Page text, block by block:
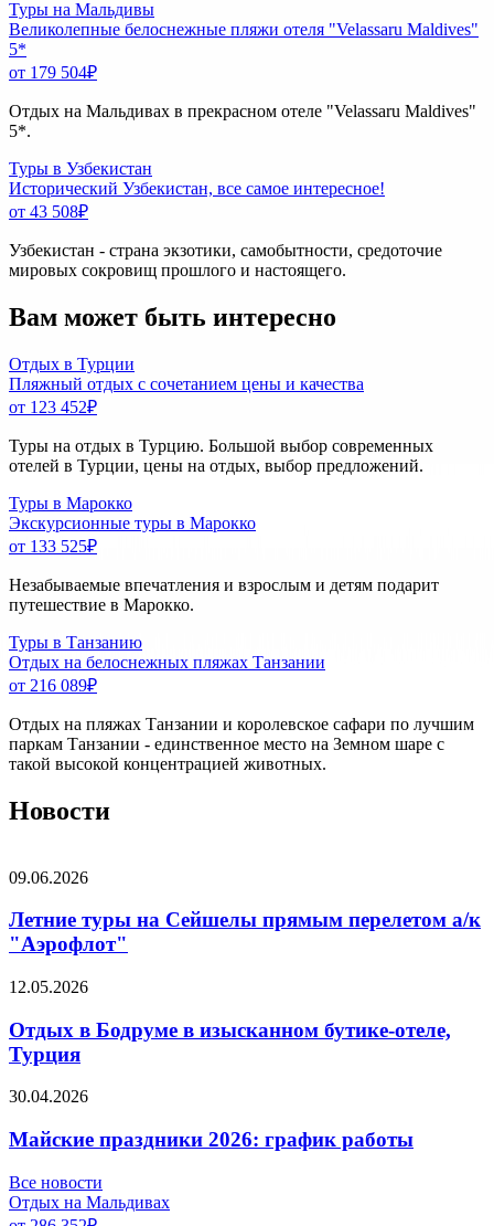
Туры на Мальдивы
Великолепные белоснежные пляжи отеля "Velassaru Maldives"
5*
от 179 504₽
Отдых на Мальдивах в прекрасном отеле "Velassaru Maldives"
5*.
Туры в Узбекистан
Исторический Узбекистан, все самое интересное!
от 43 508₽
Узбекистан - страна экзотики, самобытности, средоточие
мировых сокровищ прошлого и настоящего.
Вам может быть интересно
Отдых в Турции
Пляжный отдых с сочетанием цены и качества
от 123 452₽
Туры на отдых в Турцию. Большой выбор современных
отелей в Турции, цены на отдых, выбор предложений.
Туры в Марокко
Экскурсионные туры в Марокко
от 133 525₽
Незабываемые впечатления и взрослым и детям подарит
путешествие в Марокко.
Туры в Танзанию
Отдых на белоснежных пляжах Танзании
от 216 089₽
Отдых на пляжах Танзании и королевское сафари по лучшим
паркам Танзании - единственное место на Земном шаре с
такой высокой концентрацией животных.
Новости
09.06.2026
Летние туры на Сейшелы прямым перелетом а/к
"Аэрофлот"
12.05.2026
Отдых в Бодруме в изысканном бутике-отеле,
Турция
30.04.2026
Майские праздники 2026: график работы
Все новости
Отдых на Мальдивах